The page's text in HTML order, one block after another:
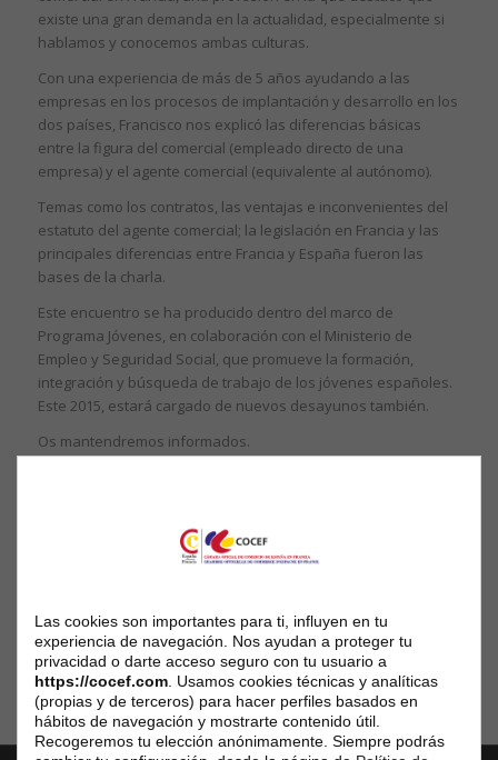
existe una gran demanda en la actualidad, especialmente si
hablamos y conocemos ambas culturas.
Con una experiencia de más de 5 años ayudando a las
empresas en los procesos de implantación y desarrollo en los
dos países, Francisco nos explicó las diferencias básicas
entre la figura del comercial (empleado directo de una
empresa) y el agente comercial (equivalente al autónomo).
Temas como los contratos, las ventajas e inconvenientes del
estatuto del agente comercial; la legislación en Francia y las
principales diferencias entre Francia y España fueron las
bases de la charla.
Este encuentro se ha producido dentro del marco de
Programa Jóvenes, en colaboración con el Ministerio de
Empleo y Seguridad Social, que promueve la formación,
integración y búsqueda de trabajo de los jóvenes españoles.
Este 2015, estará cargado de nuevos desayunos también.
Os mantendremos informados.
Las cookies son importantes para ti, influyen en tu
experiencia de navegación. Nos ayudan a proteger tu
privacidad o darte acceso seguro con tu usuario a
https://cocef.com . Usamos cookies técnicas y analíticas
(propias y de terceros) para hacer perfiles basados en
hábitos de navegación y mostrarte contenido útil.
Recogeremos tu elección anónimamente. Siempre podrás